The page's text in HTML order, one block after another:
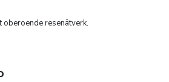
oberoende resenätverk.